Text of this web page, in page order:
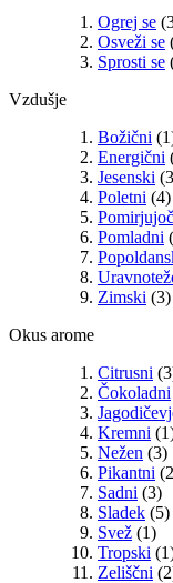
Ogrej se
Osveži se
Sprosti se
Vzdušje
Božični
Energični
Jesenski
Poletni (4)
Pomirjujoč
Pomladni
Zimski (3)
Okus arome
Citrusni
Čokoladni
Kremni
Nežen (3)
Pikantni
Sadni (3)
Sladek (5)
Svež (1)
Tropski
Zeliščni